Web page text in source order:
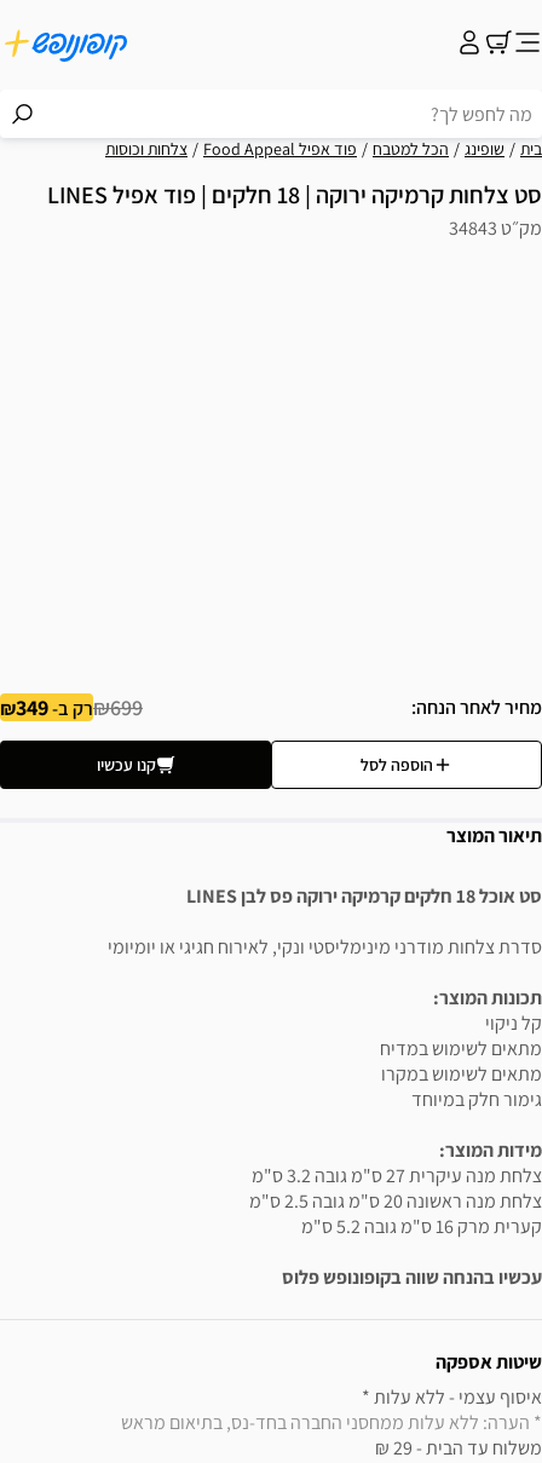
בית שופינג הכל למטבח פוד אפיל Food Appeal צלחות וכוסות
סט צלחות קרמיקה ירוקה | 18 חלקים | פוד אפיל LINES
מק״ט 34843
מחיר לאחר הנחה ₪699רק ב-349
הוספה לסל קנו עכשיו
תיאור המוצר
סט אוכל 18 חלקים קרמיקה ירוקה פס לבן LINES
סדרת צלחות מודרני מינימליסטי ונקי, לאירוח חגיגי או יומיומי
תכונות המוצר:
קל ניקוי
מתאים לשימוש במדיח
מתאים לשימוש במקרו
גימור חלק במיוחד
מידות המוצר:
צלחת מנה עיקרית 27 ס"מ גובה 3.2 ס"מ
צלחת מנה ראשונה 20 ס"מ גובה 2.5 ס"מ
קערית מרק 16 ס"מ גובה 5.2 ס"מ
עכשיו בהנחה שווה בקופונופש פלוס
שיטות אספקה
איסוף עצמי - ללא עלות *
* הערה: ללא עלות ממחסני החברה בחד-נס, בתיאום מראש
משלוח עד הבית - 29 ₪